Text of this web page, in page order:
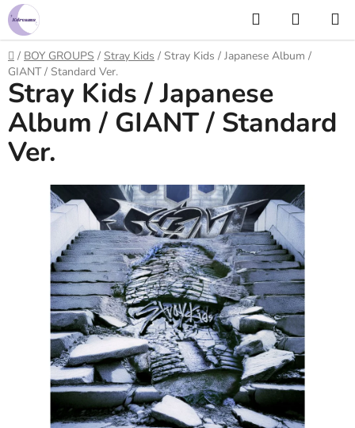
Prejsť
na
obsah
Hľadať
KOŠÍK
Domov
/ BOY GROUPS / Stray Kids / Stray Kids / Japanese Album /
GIANT / Standard Ver.
Stray Kids / Japanese
Album / GIANT / Standard
Ver.